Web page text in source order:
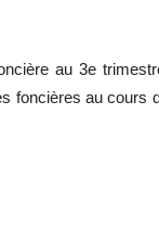
au 3e
foncières au cours